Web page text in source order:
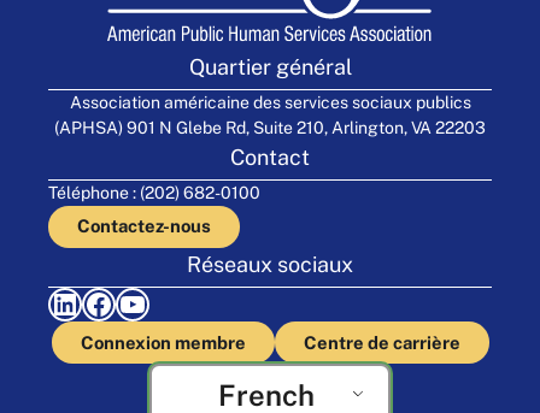
Quartier général
Association américaine des services sociaux publics
(APHSA) 901 N Glebe Rd, Suite 210, Arlington, VA 22203
Contact
Téléphone : (202) 682-0100
Contactez-nous
Réseaux sociaux
LinkedIn Facebook YouTube
Connexion membre Centre de carrière
French